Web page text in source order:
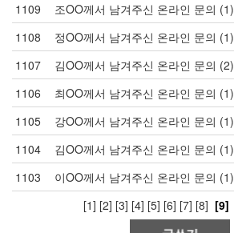
1109
조OO께서 남겨주신 온라인 문의 (1)
1108
정OO께서 남겨주신 온라인 문의 (1)
1107
김OO께서 남겨주신 온라인 문의 (2)
1106
최OO께서 남겨주신 온라인 문의 (1)
1105
강OO께서 남겨주신 온라인 문의 (1)
1104
김OO께서 남겨주신 온라인 문의 (1)
1103
이OO께서 남겨주신 온라인 문의 (1)
[1] [2] [3] [4] [5] [6] [7] [8] [9]